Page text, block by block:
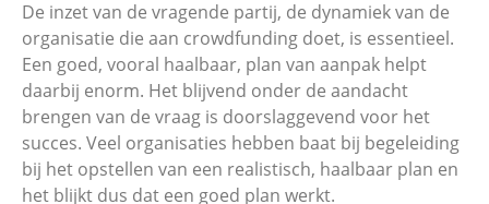
De inzet van de vragende partij, de dynamiek van de
organisatie die aan crowdfunding doet, is essentieel.
Een goed, vooral haalbaar, plan van aanpak helpt
daarbij enorm. Het blijvend onder de aandacht
brengen van de vraag is doorslaggevend voor het
succes. Veel organisaties hebben baat bij begeleiding
bij het opstellen van een realistisch, haalbaar plan en
het blijkt dus dat een goed plan werkt.